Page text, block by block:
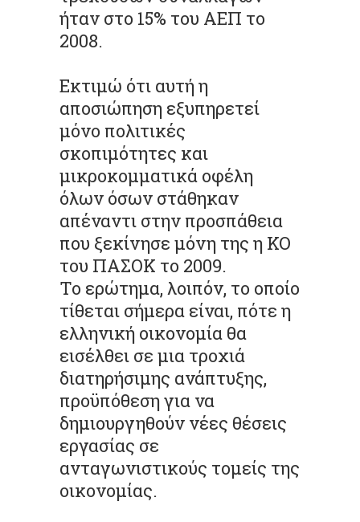
ήταν στο 15% του ΑΕΠ το
2008.
Εκτιμώ ότι αυτή η
αποσιώπηση εξυπηρετεί
μόνο πολιτικές
σκοπιμότητες και
μικροκομματικά οφέλη
όλων όσων στάθηκαν
απέναντι στην προσπάθεια
που ξεκίνησε μόνη της η ΚΟ
του ΠΑΣΟΚ το 2009.
Το ερώτημα, λοιπόν, το οποίο
τίθεται σήμερα είναι, πότε η
ελληνική οικονομία θα
εισέλθει σε μια τροχιά
διατηρήσιμης ανάπτυξης,
προϋπόθεση για να
δημιουργηθούν νέες θέσεις
εργασίας σε
ανταγωνιστικούς τομείς της
οικονομίας.